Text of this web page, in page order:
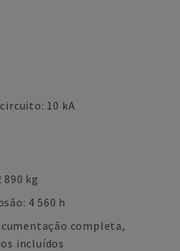
10 kA
890 kg
4 560 h
completa,
incluídos